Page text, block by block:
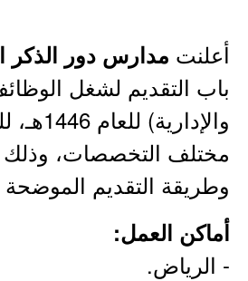
أعلنت مدارس دور الذكر
باب التقديم لشغل
مختلف التخصصات، وذلك
وطريقة التقديم الموضحة
أماكن العمل:
- الرياض.